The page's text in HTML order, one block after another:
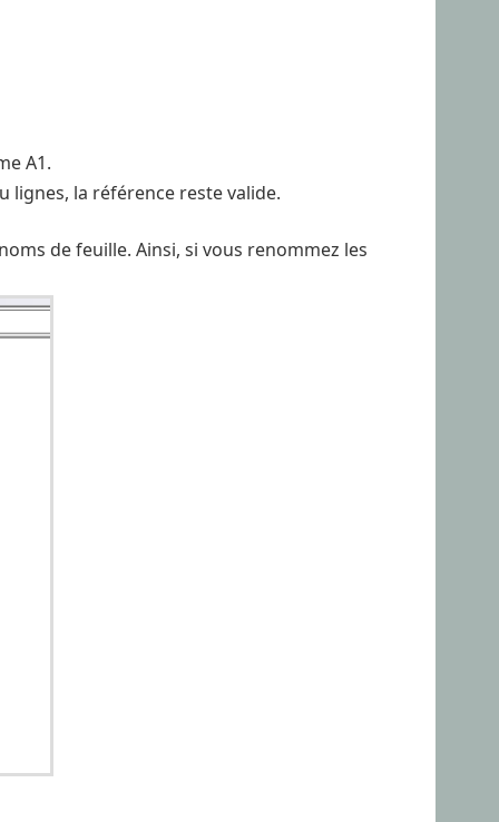
A1.
lignes, la référence reste valide.
de feuille. Ainsi, si vous renommez les